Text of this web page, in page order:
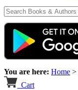
You are here: Home >
Cart